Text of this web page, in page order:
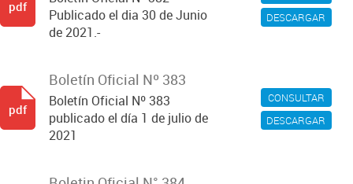
DESCARGAR
Publicado el dia 30 de Junio
de 2021.-
pdf
CONSULTAR
DESCARGAR
Boletín Oficial Nº 383
Boletín Oficial Nº 383
publicado el día 1 de julio de
2021
pdf